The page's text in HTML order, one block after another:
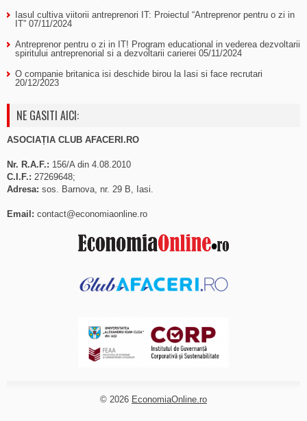
Iasul cultiva viitorii antreprenori IT: Proiectul “Antreprenor pentru o zi in
IT” 07/11/2024
Antreprenor pentru o zi in IT! Program educational in vederea dezvoltarii
spiritului antreprenorial si a dezvoltarii carierei 05/11/2024
O companie britanica isi deschide birou la Iasi si face recrutari
20/12/2023
NE GASITI AICI:
ASOCIAȚIA CLUB AFACERI.RO
Nr. R.A.F.: 156/A din 4.08.2010
C.I.F.: 27269648;
Adresa: sos. Barnova, nr. 29 B, Iasi.
Email: contact@economiaonline.ro
© 2026 EconomiaOnline.ro